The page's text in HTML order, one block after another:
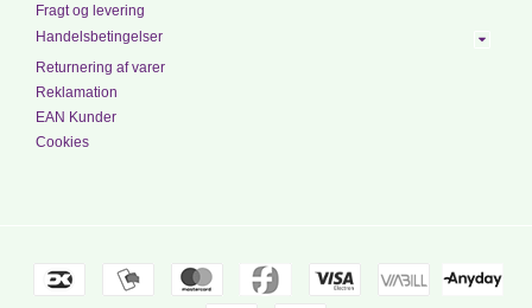
Fragt og levering
Handelsbetingelser
Returnering af varer
Reklamation
EAN Kunder
Cookies